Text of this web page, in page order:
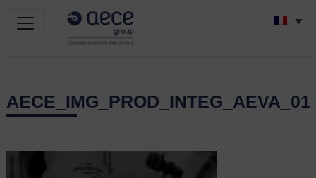
AECE_IMG_PROD_INTEG_AEVA_01